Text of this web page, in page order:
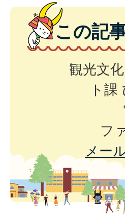
この記
観光文
ト
フ
メー